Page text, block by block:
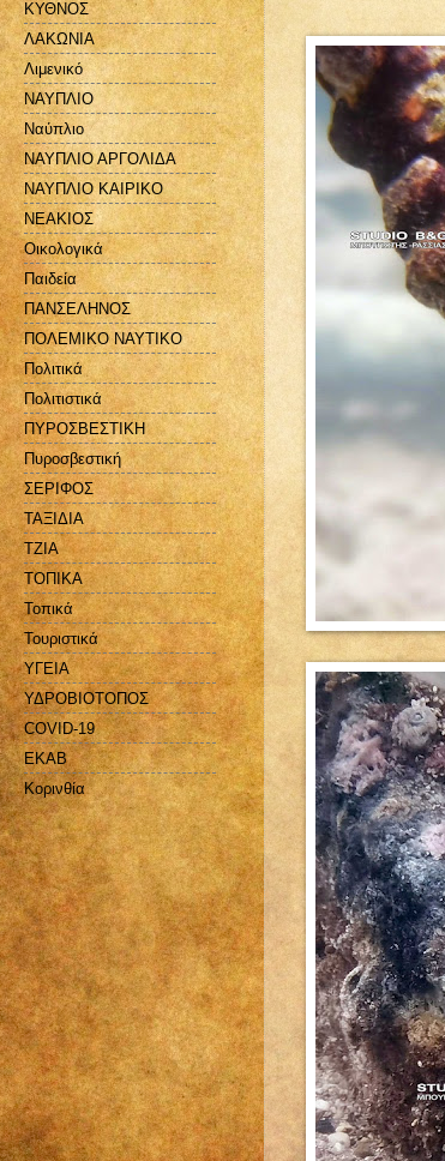
ΚΥΘΝΟΣ
ΛΑΚΩΝΙΑ
Λιμενικό
ΝΑΥΠΛΙΟ
Ναύπλιο
ΝΑΥΠΛΙΟ ΑΡΓΟΛΙΔΑ
ΝΑΥΠΛΙΟ ΚΑΙΡΙΚΟ
ΝΕΑΚΙΟΣ
Οικολογικά
Παιδεία
ΠΑΝΣΕΛΗΝΟΣ
ΠΟΛΕΜΙΚΟ ΝΑΥΤΙΚΟ
Πολιτικά
Πολιτιστικά
ΠΥΡΟΣΒΕΣΤΙΚΗ
Πυροσβεστική
ΣΕΡΙΦΟΣ
ΤΑΞΙΔΙΑ
ΤΖΙΑ
ΤΟΠΙΚΑ
Τοπικά
Τουριστικά
ΥΓΕΙΑ
ΥΔΡΟΒΙΟΤΟΠΟΣ
COVID-19
EKAB
Kορινθία